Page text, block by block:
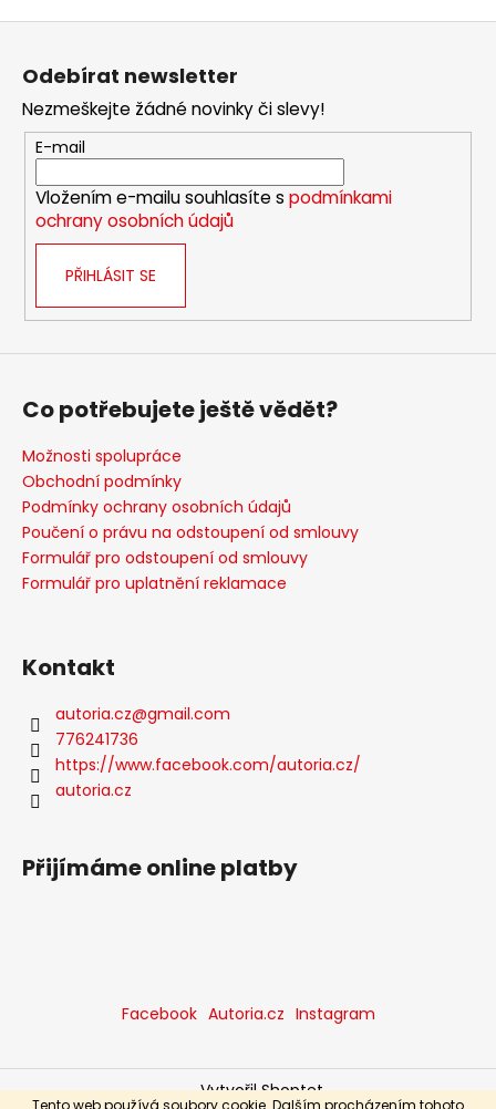
Z
Odebírat newsletter
Nezmeškejte žádné novinky či slevy!
E-mail
Vložením e-mailu souhlasíte s podmínkami
ochrany osobních údajů
PŘIHLÁSIT SE
Co potřebujete ještě vědět?
Možnosti spolupráce
Obchodní podmínky
Podmínky ochrany osobních údajů
Poučení o právu na odstoupení od smlouvy
Formulář pro odstoupení od smlouvy
Formulář pro uplatnění reklamace
Kontakt
autoria.cz@gmail.com
776241736
https://www.facebook.com/autoria.cz/
autoria.cz
Přijímáme online platby
Facebook Autoria.cz Instagram
Vytvořil Shoptet